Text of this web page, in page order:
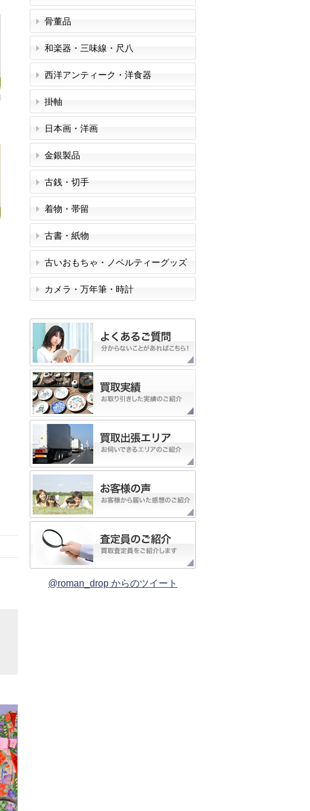
骨董品
和楽器・三味線・尺八
西洋アンティーク・洋食器
掛軸
日本画・洋画
金銀製品
古銭・切手
着物・帯留
古書・紙物
古いおもちゃ・ノベルティーグッズ
カメラ・万年筆・時計
@roman_drop からのツイート